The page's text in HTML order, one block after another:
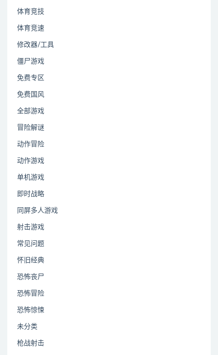
体育竞技
体育竞速
修改器/工具
僵尸游戏
免费专区
免费国风
全部游戏
冒险解谜
动作冒险
动作游戏
单机游戏
即时战略
同屏多人游戏
射击游戏
常见问题
怀旧经典
恐怖丧尸
恐怖冒险
恐怖惊悚
未分类
枪战射击